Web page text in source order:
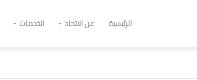
الرئيسية عن الاتحاد الخدمات